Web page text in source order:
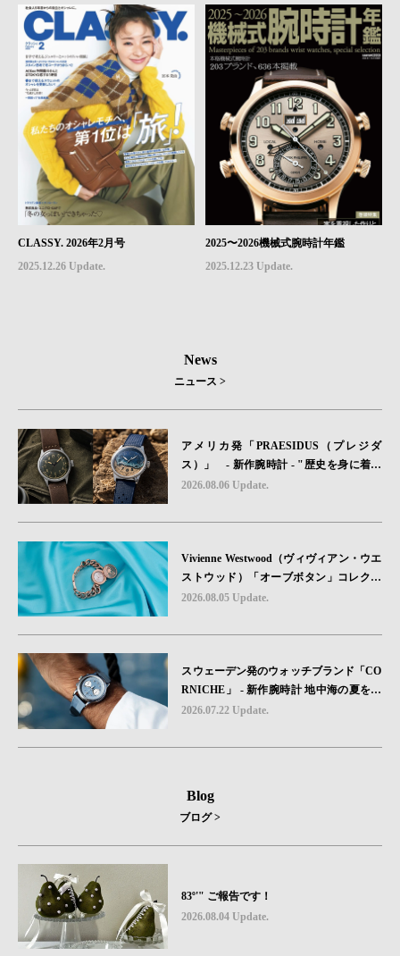
CLASSY. 2026年2月号
2025.12.26 Update.
2025〜2026機械式腕時計年鑑
2025.12.23 Update.
News
ニュース >
アメリカ発「PRAESIDUS（プレジダ
ス）」 - 新作腕時計 - "歴史を身に着け
る“ -戦場を駆け抜けたWillys MBのボンネ
砂を文字盤に閉じ込めた「A-11」コレク
2026.08.06 Update.
Vivienne Westwood（ヴィヴィアン・ウエ
ストウッド）「オーブボタン」コレクシ
ョンに、⽇本限定カラーのローズゴール
2026.08.05 Update.
スウェーデン発のウォッチブランド「CO
RNICHE」 - 新作腕時計 地中海の夏を映
す、爽やかなブルーダイヤル「Heritage C
2026.07.22 Update.
Blog
ブログ >
83º'" ご報告です！
2026.08.04 Update.